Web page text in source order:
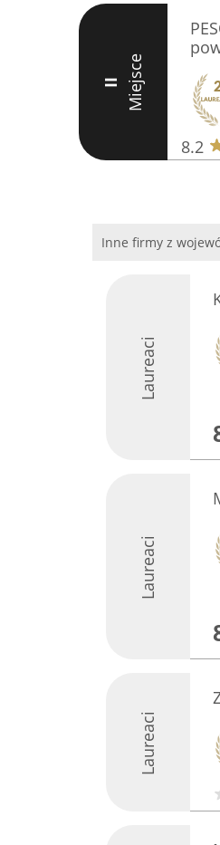
II Miejsce
8.2
Inne firmy z
Laureaci
Laureaci
Laureaci